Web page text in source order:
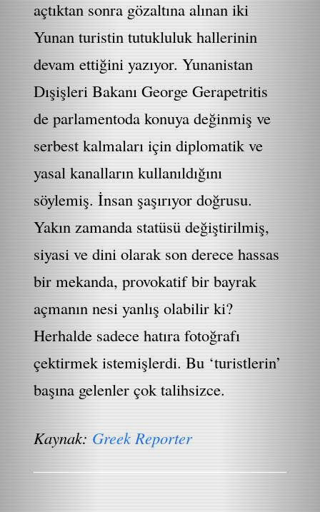
açtıktan sonra gözaltına alınan iki
Yunan turistin tutukluluk hallerinin
devam ettiğini yazıyor. Yunanistan
Dışişleri Bakanı George Gerapetritis
de parlamentoda konuya değinmiş ve
serbest kalmaları için diplomatik ve
yasal kanalların kullanıldığını
söylemiş. İnsan şaşırıyor doğrusu.
Yakın zamanda statüsü değiştirilmiş,
siyasi ve dini olarak son derece hassas
bir mekanda, provokatif bir bayrak
açmanın nesi yanlış olabilir ki?
Herhalde sadece hatıra fotoğrafı
çektirmek istemişlerdi. Bu ‘turistlerin’
başına gelenler çok talihsizce.
Kaynak:Greek Reporter